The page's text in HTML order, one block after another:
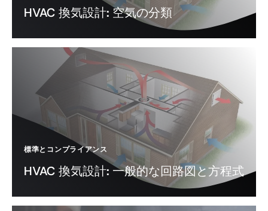
HVAC 換気設計: 空気の分類
標準とコンプライアンス
HVAC 換気設計: 一般的な回路図と方程式